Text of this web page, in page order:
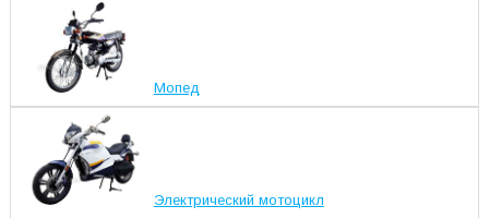
Мопед
Электрический мотоцикл